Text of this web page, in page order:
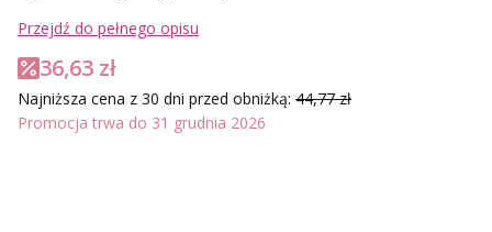
Przejdź do pełnego opisu
36,63 zł
Najniższa cena z 30 dni przed obniżką: 44,77 zł
Promocja trwa do 31 grudnia 2026